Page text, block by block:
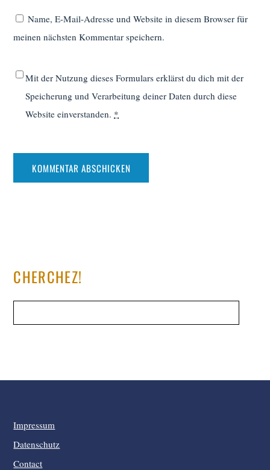
Name, E-Mail-Adresse und Website in diesem Browser für
meinen nächsten Kommentar speichern.
Mit der Nutzung dieses Formulars erklärst du dich mit der
Speicherung und Verarbeitung deiner Daten durch diese
Website einverstanden. *
CHERCHEZ!
Impressum
Datenschutz
Contact